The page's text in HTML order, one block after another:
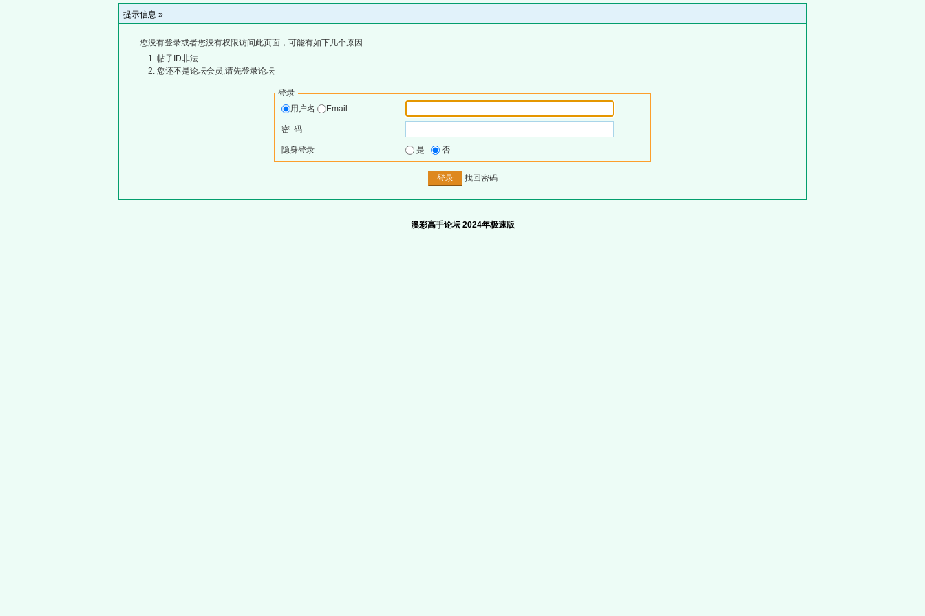
提示信息 »
您没有登录或者您没有权限访问此页面，可能有如下几个原因:
帖子ID非法
您还不是论坛会员,请先登录论坛
登录
用户名
Email
密 码
隐身登录 是 否
找回密码
澳彩高手论坛 2024年极速版